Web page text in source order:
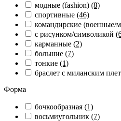
модные (fashion) (8)
спортивные (46)
командирские (военные/
с рисунком/символикой
карманные (2)
большие (7)
тонкие (1)
браслет с миланским
Форма
бочкообразная (1)
восьмиугольник (7)